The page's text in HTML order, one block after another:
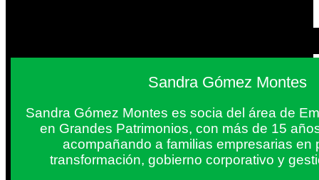
Sandra Gómez Montes
Sandra Gómez Montes es socia del área de
en Grandes Patrimonios, con más de 15
acompañando a familias empresarias en
transformación, gobierno corporativo y